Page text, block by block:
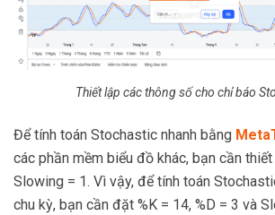
Thiết lập các thông số cho chỉ báo
Để tính toán Stochastic nhanh bằng
các phần mềm biểu đồ khác, bạn cần
Slowing = 1. Vì vậy, để tính toán
chu kỳ, bạn cần đặt %K = 14, %D = 3 và